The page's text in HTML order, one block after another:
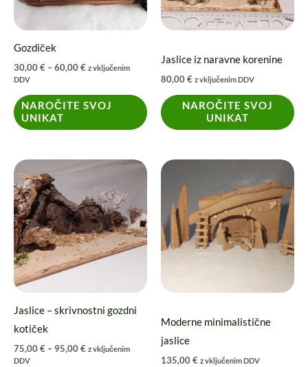
Gozdiček
30,00€ –60,00€ z vključenim
DDV
NAROČITE SVOJ
UNIKAT
lahko
na
strani
Jaslice iz naravne korenine
80,00€ z vključenim DDV
NAROČITE SVOJ
UNIKAT
Jaslice – skrivnostni gozdni
kotiček
75,00€ – 95,00€
75,00 €
do
95,00 €
z vključenim
DDV
Ta
izdelek
ima
več
različic.
Možnosti
lahko
na
strani
izdelka
Moderne minimalistične
jaslice
135,00€ z vključenim DDV